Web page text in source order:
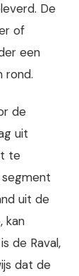
De
of
een
rond.
de
uit
te
uit de
kan
de Raval,
dat de